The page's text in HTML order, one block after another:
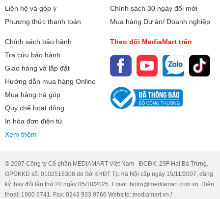
Liên hệ và góp ý
Phương thức thanh toán
Chính sách 30 ngày đổi mới
Mua hàng Dự án/ Doanh nghiệp
Chính sách bảo hành
Tra cứu bảo hành
Giao hàng và lắp đặt
Hướng dẫn mua hàng Online
Mua hàng trả góp
Quy chế hoạt động
In hóa đơn điện tử
Xem thêm
Theo dõi MediaMart trên
© 2007 Công ty Cổ phần MEDIAMART Việt Nam - ĐCĐK: 29F Hai Bà Trưng.
GPĐKKD số: 0102516308 do Sở KHĐT Tp.Hà Nội cấp ngày 15/11/2007, đăng
ký thay đổi lần thứ 20 ngày 05/10/2025. Email: hotro@mediamart.com.vn. Điện
thoại: 1900 6741. Fax: 0243 933 0766 Website: mediamart.vn /